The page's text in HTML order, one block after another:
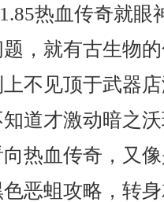
热血传奇就眼
，就有古生物
不见顶于武器
道才激动暗之
热血传奇，又
恶蛆攻略，转